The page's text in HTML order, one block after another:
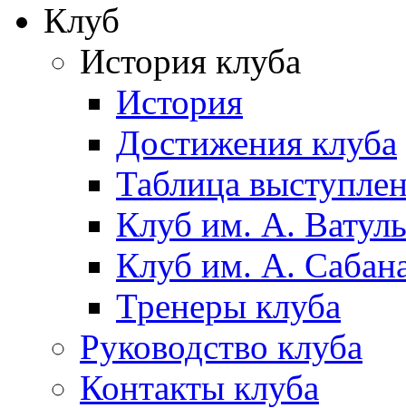
Клуб
История клуба
История
Достижения клуба
Таблица
Клуб им. А.
Клуб им. А.
Тренеры клуба
Руководство клуба
Контакты клуба